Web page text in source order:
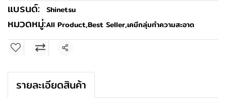
แบรนด์: Shinetsu
หมวดหมู่:All Product,Best Seller,เคมีกลุ่มทำความสะอาด
แชร์
รายละเอียดสินค้า